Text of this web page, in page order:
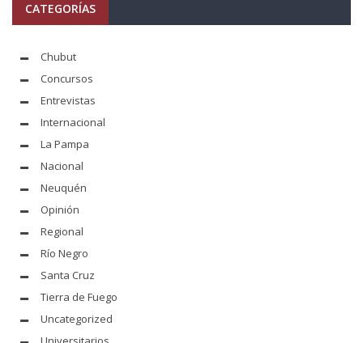
CATEGORÍAS
Chubut
Concursos
Entrevistas
Internacional
La Pampa
Nacional
Neuquén
Opinión
Regional
Río Negro
Santa Cruz
Tierra de Fuego
Uncategorized